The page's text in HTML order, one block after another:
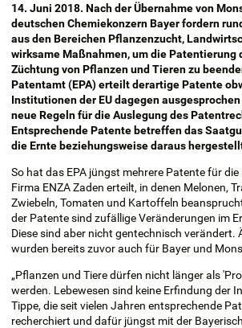
14. Juni 2018. Nach der Übernahme von
deutschen Chemiekonzern Bayer fordern
aus den Bereichen Pflanzenzucht,
wirksame Maßnahmen, um die Patentierung
Züchtung von Pflanzen und Tieren zu
Patentamt (EPA) erteilt derartige Patente
Institutionen der EU dagegen
neue Regeln für die Auslegung des
Entsprechende Patente betreffen das
die Ernte beziehungsweise daraus
So hat das EPA jüngst mehrere Patente für
Firma ENZA Zaden erteilt, in denen Melonen,
Zwiebeln, Tomaten und Kartoffeln
der Patente sind zufällige Veränderungen im
Diese sind aber nicht gentechnisch verändert.
wurden bereits zuvor auch für Bayer und
„Pflanzen und Tiere dürfen nicht länger als
werden. Lebewesen sind keine Erfindung der
Tippe, die seit vielen Jahren entsprechende
recherchiert und dafür jüngst mit der